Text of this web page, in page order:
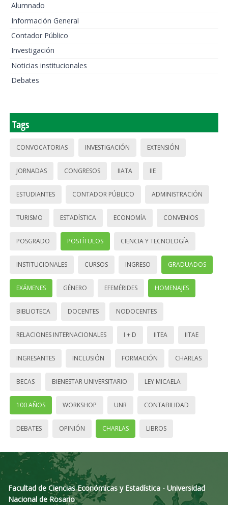
Alumnado
Información General
Contador Público
Investigación
Noticias institucionales
Debates
Tags
CONVOCATORIAS INVESTIGACIÓN EXTENSIÓN
JORNADAS CONGRESOS IIATA IIE
ESTUDIANTES CONTADOR PÚBLICO ADMINISTRACIÓN
TURISMO ESTADÍSTICA ECONOMÍA CONVENIOS
POSGRADO POSTÍTULOS CIENCIA Y TECNOLOGÍA
INSTITUCIONALES CURSOS INGRESO GRADUADOS
EXÁMENES GÉNERO EFEMÉRIDES HOMENAJES
BIBLIOTECA DOCENTES NODOCENTES
RELACIONES INTERNACIONALES I + D IITEA IITAE
INGRESANTES INCLUSIÓN FORMACIÓN CHARLAS
BECAS BIENESTAR UNIVERSITARIO LEY MICAELA
100 AÑOS WORKSHOP UNR CONTABILIDAD
DEBATES OPINIÓN CHARLAS LIBROS
Facultad de Ciencias Económicas y Estadística - Universidad
Nacional de Rosario